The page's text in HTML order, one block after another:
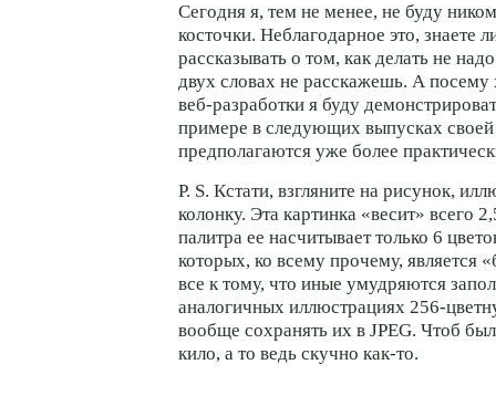
Сегодня я, тем не менее, не буду
косточки. Неблагодарное это, знаете
рассказывать о том, как делать не
двух словах не расскажешь. А
веб-разработки я буду
примере в следующих выпусках своей
предполагаются уже более
P. S. Кстати, взгляните на рисунок,
колонку. Эта картинка «весит» всего
палитра ее насчитывает только 6
которых, ко всему прочему, является
все к тому, что иные умудряются
аналогичных иллюстрациях 256-
вообще сохранять их в JPEG. Чтоб
кило, а то ведь скучно как-то.